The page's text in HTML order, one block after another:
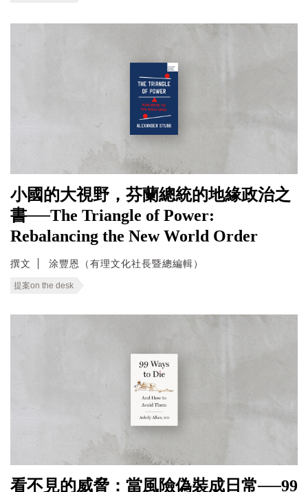
小國的大視野，芬蘭總統的地緣政治之
書──The Triangle of Power:
Rebalancing the New World Order
撰文 涂豐恩（有理文化社長暨總編輯）
提案on the desk
看不見的威脅：當風險偽裝成日常──99